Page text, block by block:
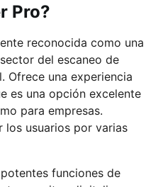
Pro?
reconocida como una
del escaneo de
Ofrece una experiencia
es una opción excelente
para empresas.
los usuarios por varias
funciones de